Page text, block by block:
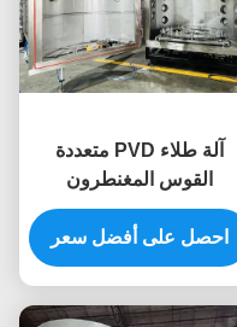
آلة طلاء PVD متعددة
القوس المغنطرون
لإكسسوارات الساعات
الفاخرة المقاومة للماء
والخدش
احصل على أفضل سعر